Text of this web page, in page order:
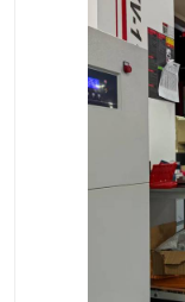
家具零配件加工
零部件机加工